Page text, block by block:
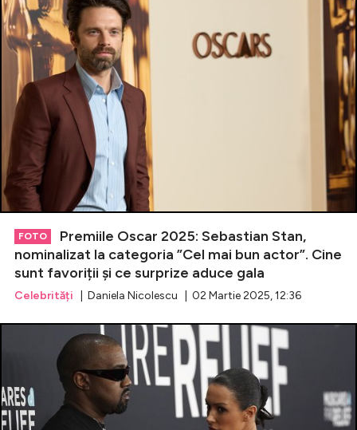
FOTO
Premiile Oscar 2025: Sebastian Stan,
nominalizat la categoria ”Cel mai bun actor”. Cine
sunt favoriții și ce surprize aduce gala
Celebrități | Daniela Nicolescu | 02 Martie 2025, 12:36